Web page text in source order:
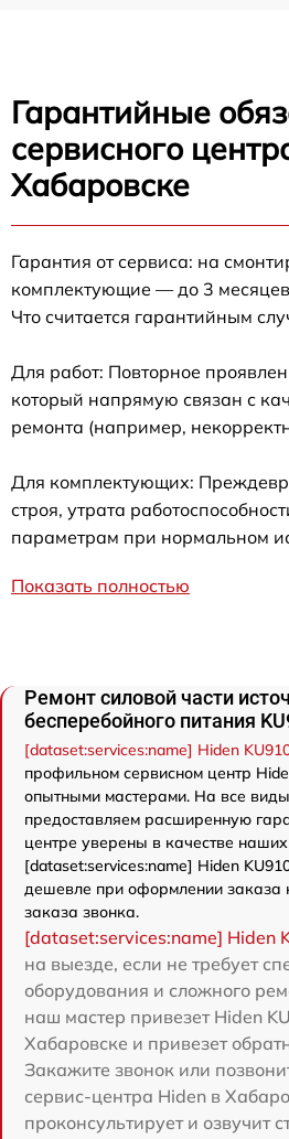
Гарантийные
сервисного
Хабаровске
Гарантия от сервиса: на
комплектующие — до 3
Что считается гарантийным
Для работ: Повторное
который напрямую связан с
ремонта (например,
Для комплектующих:
строя, утрата
параметрам при нормальном
Показать полностью
Ремонт силовой части
бесперебойного питания
[dataset:services:name] Hiden
профильном сервисном центр
опытными мастерами. На все
предоставляем расширенную
центре уверены в качестве
[dataset:services:name] Hiden
дешевле при оформлении заказа
заказа звонка.
[dataset:services:name] Hiden
на выезде, если не требует
оборудования и сложного
наш мастер привезет Hiden
Хабаровске и привезет
Закажите звонок или
сервис-центра Hiden в
проконсультирует и озвучит